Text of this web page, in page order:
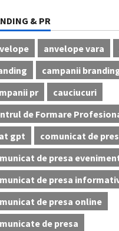
& PR
anvelope vara
campanii
pr
cauciucuri
de Formare
gpt
comunicat de
de presa
de presa
de presa online
de presa